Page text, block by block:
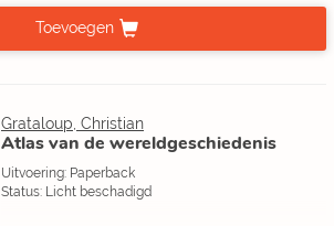
Toevoegen
Grataloup, Christian
Atlas van de wereldgeschiedenis
Uitvoering: Paperback
Status: Licht beschadigd